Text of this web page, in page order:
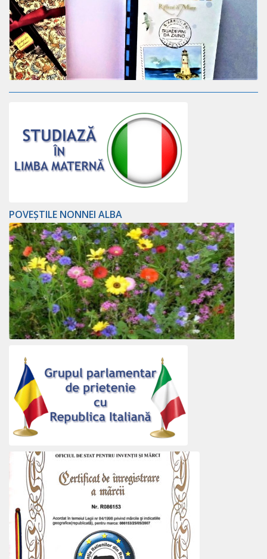
POVEȘTILE NONNEI ALBA